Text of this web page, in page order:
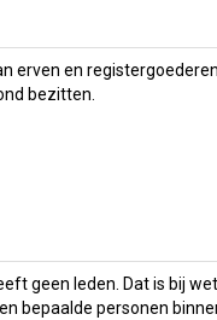
erven en
bezitten.
geen leden. Dat is bij wet
bepaalde personen